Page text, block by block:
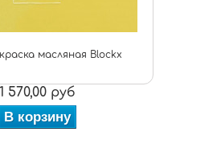
масляная Blockx
1 570,00 руб
В корзину